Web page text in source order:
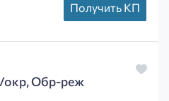
Получить КП
Обр-реж